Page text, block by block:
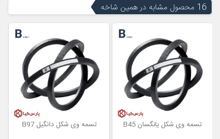
16 محصول مشابه در همین شاخه
تسمه وی شکل یانگسان B45 تسمه وی شکل دانگیل B97